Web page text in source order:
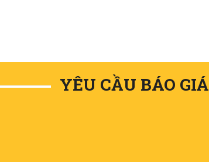
YÊU CẦU BÁO GIÁ